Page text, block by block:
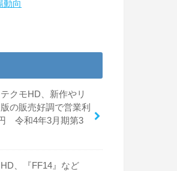
動向
クモHD、新作やリ
の販売好調で営業利
令和4年3月期第3
、『FF14』など